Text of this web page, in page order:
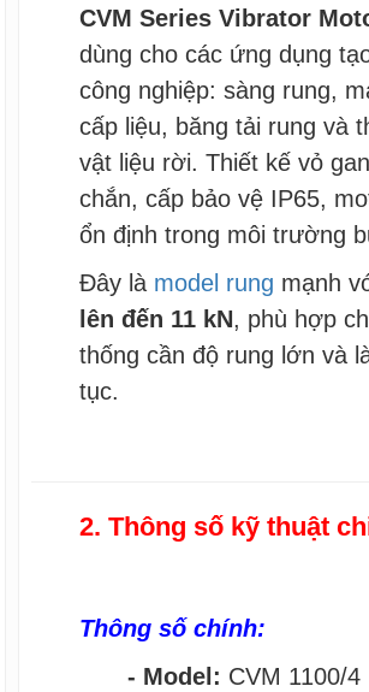
CVM Series Vibrator
dùng cho các ứng dụng
công nghiệp: sàng rung,
cấp liệu, băng tải rung và
vật liệu rời. Thiết kế vỏ
chắn, cấp bảo vệ IP65,
ổn định trong môi trường
Đây là model rung mạnh
lên đến 11 kN, phù hợp
thống cần độ rung lớn và
tục.
2. Thông số kỹ thuật
Thông số chính:
- Model: CVM 1100/4